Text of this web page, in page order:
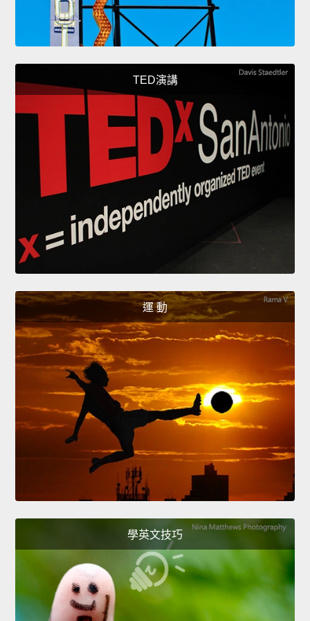
TED演講
運 動
學英文技巧